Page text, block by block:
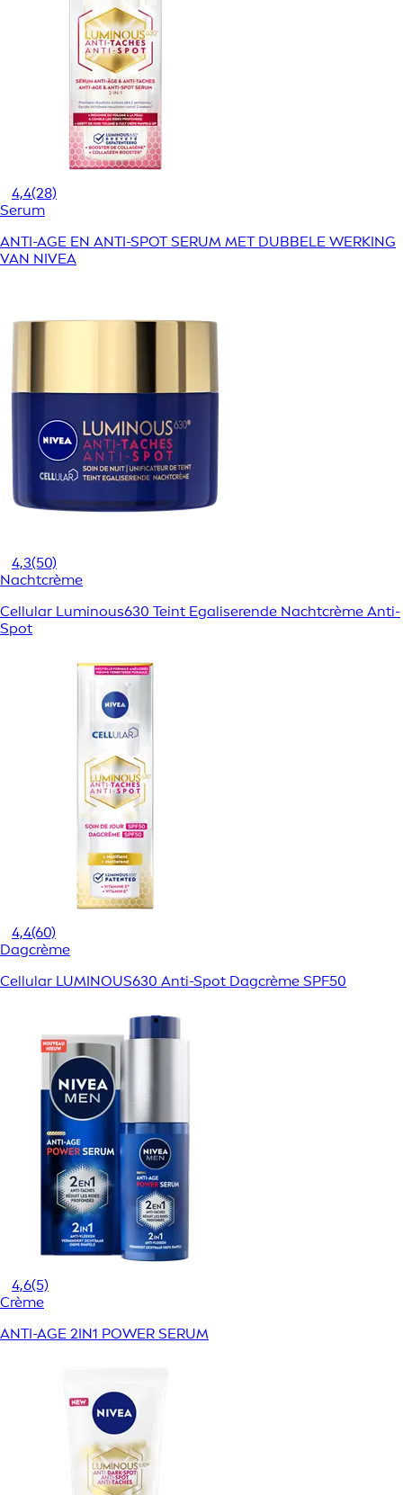
4,4(28)
Serum
ANTI-AGE EN ANTI-SPOT SERUM MET DUBBELE WERKING
VAN NIVEA
4,3(50)
Nachtcrème
Cellular Luminous630 Teint Egaliserende Nachtcrème Anti-
Spot
4,4(60)
Dagcrème
Cellular LUMINOUS630 Anti-Spot Dagcrème SPF50
4,6(5)
Crème
ANTI-AGE 2IN1 POWER SERUM